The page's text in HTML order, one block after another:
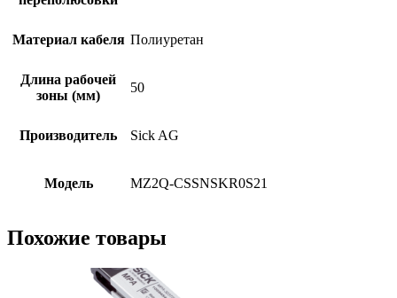
Материал кабеля Полиуретан
Длина рабочей
зоны (мм)
50
Производитель Sick AG
Модель MZ2Q-CSSNSKR0S21
Похожие товары